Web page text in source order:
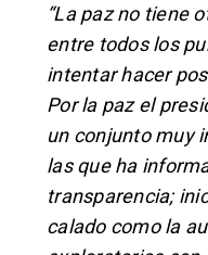
“La paz no tiene
entre todos los
intentar hacer
Por la paz el
un conjunto muy
las que ha
transparencia;
calado como la